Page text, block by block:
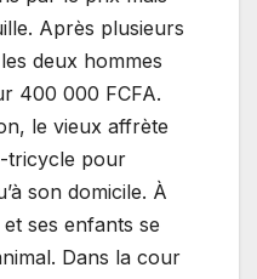
Après plusieurs
deux hommes
400 000 FCFA.
le vieux affrète
tricycle pour
son domicile. À
ses enfants se
Dans la cour